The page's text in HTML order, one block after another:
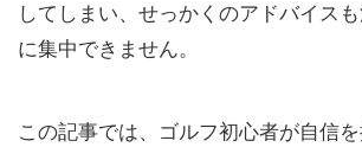
してしまい、せっかくのアドバイス
に集中できません。
この記事では、ゴルフ初心者が自信